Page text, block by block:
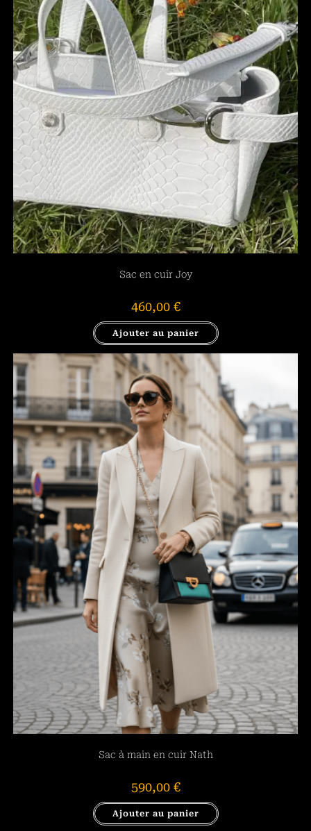
Sac en cuir Joy
460,00 €
Ajouter au panier
Sac à main en cuir Nath
590,00 €
Ajouter au panier